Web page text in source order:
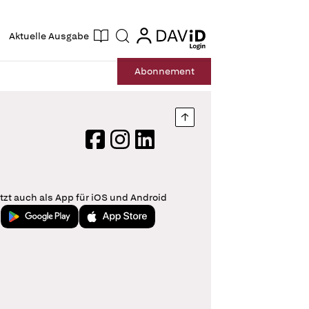
Aktuelle Ausgabe Suche login
login
Abonnement
Nach oben springen
FacebookInstagram
LinkedIn
auch als App für iOS und Android
Jetzt bei Google PlayLaden im App Store